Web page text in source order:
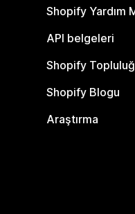
Shopify Yardım
API belgeleri
Shopify
Shopify Blogu
Araştırma